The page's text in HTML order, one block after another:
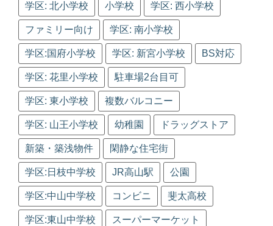
学区: 北小学校 小学校 学区: 西小学校
ファミリー向け 学区: 南小学校
学区:国府小学校 学区: 新宮小学校 BS対応
学区: 花里小学校 駐車場2台目可
学区: 東小学校 複数バルコニー
学区: 山王小学校 幼稚園 ドラッグストア
新築・築浅物件 閑静な住宅街
学区:日枝中学校 JR高山駅 公園
学区:中山中学校 コンビニ 斐太高校
学区:東山中学校 スーパーマーケット